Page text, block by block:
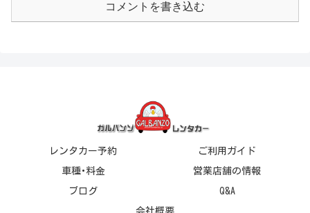
コメントを書き込む
レンタカー予約 ご利用ガイド
車種･料金 営業店舗の情報
ブログ Q&A
会社概要